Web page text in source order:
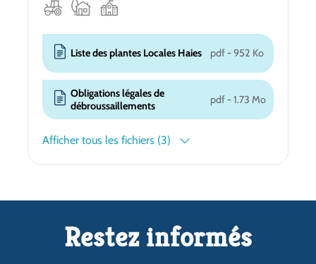
Liste des plantes Locales Haies pdf - 952 Ko
Obligations légales de
débroussaillements
pdf - 1.73 Mo
Afficher tous les fichiers (3)
Restez informés